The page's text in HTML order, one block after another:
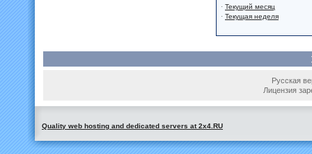
· Текущий месяц
· Текущая неделя
Русская
Лицензия
Quality web hosting and dedicated servers at 2x4.RU